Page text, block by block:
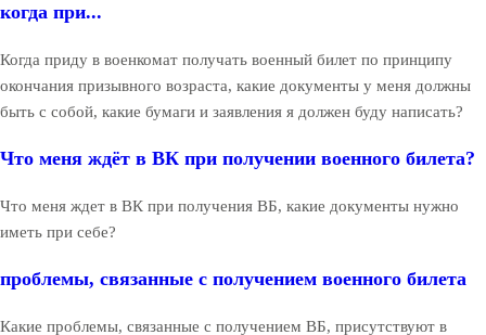
когда при...
Когда приду в военкомат получать военный билет по принципу
окончания призывного возраста, какие документы у меня должны
быть с собой, какие бумаги и заявления я должен буду написать?
Что меня ждёт в ВК при получении военного билета?
Что меня ждет в ВК при получения ВБ, какие документы нужно
иметь при себе?
проблемы, связанные с получением военного билета
Какие проблемы, связанные с получением ВБ, присутствуют в